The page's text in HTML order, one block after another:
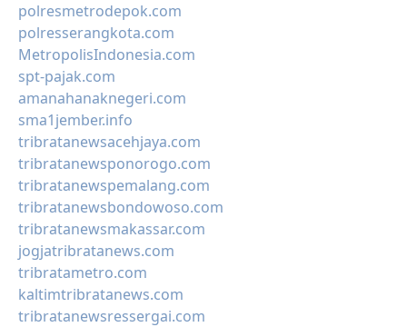
polresmetrodepok.com
polresserangkota.com
MetropolisIndonesia.com
spt-pajak.com
amanahanaknegeri.com
sma1jember.info
tribratanewsacehjaya.com
tribratanewsponorogo.com
tribratanewspemalang.com
tribratanewsbondowoso.com
tribratanewsmakassar.com
jogjatribratanews.com
tribratametro.com
kaltimtribratanews.com
tribratanewsressergai.com